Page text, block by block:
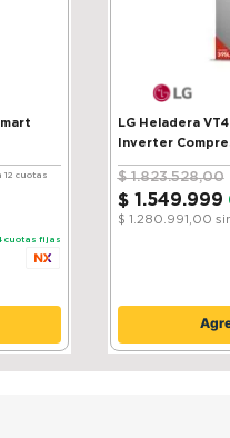
12 cuotas
cuotas fijas
LG Heladera VT40MPY │
Inverter
$ 1.823.528,00
$ 1 .549.999
$ 1.280.991,00